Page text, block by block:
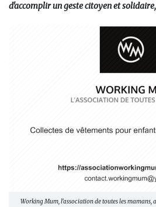
d'accomplir un geste citoyen et
Working Mum, l'association de toutes les mamans,